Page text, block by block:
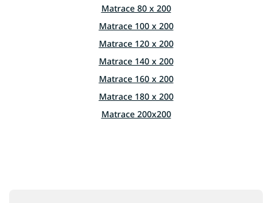
i
e
p
r
v
k
y
v
ý
p
Matrace 80 x 200
Matrace 100 x 200
Matrace 120 x 200
Matrace 140 x 200
Matrace 160 x 200
Matrace 180 x 200
Matrace 200x200